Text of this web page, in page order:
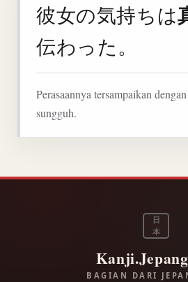
彼女の気持ちは
伝わった。
Perasaannya tersampaikan
sungguh.
日
本
BAGIAN DARI